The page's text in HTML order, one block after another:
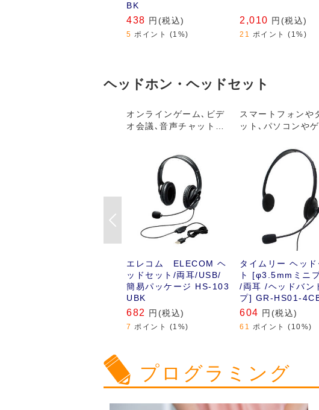
BK
438 円(税込)
5 ポイント (1%)
2,010 円(税込)
21 ポイント (1%)
ヘッドホン・ヘッドセット
Previous
オンラインゲーム､ビデ
オ会議､音声チャットに!
フィット感を実現する両
耳オーバーヘッドタイプ
のUSBヘッドセット｡
エレコム ELECOM ヘ
ッドセット/両耳/USB/
簡易パッケージ HS-103
UBK
682 円(税込)
7 ポイント (1%)
スマートフォンや
ット､パソコンや
｢イヤホン&マイク
端子に接続して利
るヘッドセットで
タイムリー ヘッド
ト [φ3.5mmミニ
/両耳 /ヘッドバン
プ] GR-HS01-
ラック
604 円(税込)
61 ポイント (10%)
プログラミング